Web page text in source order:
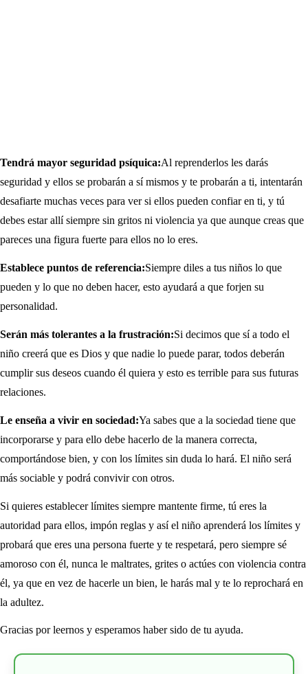
Tendrá mayor seguridad psíquica:Al reprenderlos les darás
seguridad y ellos se probarán a sí mismos y te probarán a ti, intentarán
desafiarte muchas veces para ver si ellos pueden confiar en ti, y tú
debes estar allí siempre sin gritos ni violencia ya que aunque creas que
pareces una figura fuerte para ellos no lo eres.
Establece puntos de referencia:Siempre diles a tus niños lo que
pueden y lo que no deben hacer, esto ayudará a que forjen su
personalidad.
Serán más tolerantes a la frustración:Si decimos que sí a todo el
niño creerá que es Dios y que nadie lo puede parar, todos deberán
cumplir sus deseos cuando él quiera y esto es terrible para sus futuras
relaciones.
Le enseña a vivir en sociedad:Ya sabes que a la sociedad tiene que
incorporarse y para ello debe hacerlo de la manera correcta,
comportándose bien, y con los límites sin duda lo hará. El niño será
más sociable y podrá convivir con otros.
Si quieres establecer límites siempre mantente firme, tú eres la
autoridad para ellos, impón reglas y así el niño aprenderá los límites y
probará que eres una persona fuerte y te respetará, pero siempre sé
amoroso con él, nunca le maltrates, grites o actúes con violencia contra
él, ya que en vez de hacerle un bien, le harás mal y te lo reprochará en
la adultez.
Gracias por leernos y esperamos haber sido de tu ayuda.